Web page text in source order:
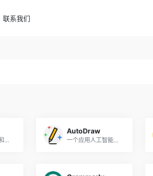
联系我们
一种文本到语音和文本到视频转换器
AutoDraw
一个应用人工智能技术把你的随手涂鸦变成绘画的神奇工具